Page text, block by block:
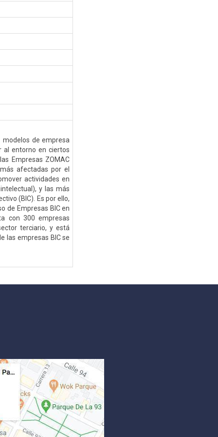
de empresa
al entorno en ciertos
Empresas ZOMAC
afectadas por el
actividades en
y las más
(BIC). Es por ello,
de Empresas BIC en
con 300 empresas
terciario, y está
las empresas BIC se